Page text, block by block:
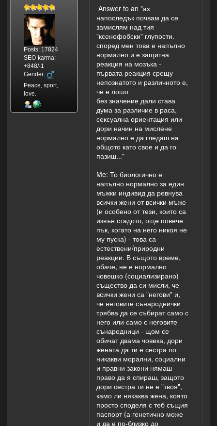
Posts: 17824
SEO-karma:
+848/-1
Gender:
Peace, sport,
love.
Answer to an "аз
напоследък почвам да се
замислям над тия
"ксенофобски" глупости.
според мен това е напълно
нормално и е защитна
реакция на мозъка -
първата реакция срещу
непознатото и различното е,
че е лошо
без значение дали става
дума за различие в раса,
сексуална ориентация или
дори начин на мислене
нормално е да гледаш на
общото като свое и да го
пазиш..."
Me: То биологично е
напълно нормално за един
мъжки индивид да ревнува
всички жени от всички мъже
(и особено от тези, които са
извън стадото, още повече
пък, когато на него никоя не
му пуска) - това са
естествени/природни
реакции. В същото време,
обаче, не е нормално
човешко (социализирано)
същество да си мисли, че
всички жени са "негови" и,
че неговите сънароднички
трябва да се събират само с
него или само с неговите
сънародници - щом се
обичат двама човека, дори
жената да ти е сестра по
никакви морални, социални
и правни закони нямаш
право да я спираш, защото
дори сестра ти не е "твоя",
камо ли някаква жена, която
просто споделя с теб същия
паспорт (а генетично може
и да е по-близко до